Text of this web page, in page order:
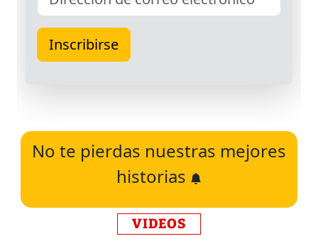
No te pierdas nuestras mejores
historias
VIDEOS